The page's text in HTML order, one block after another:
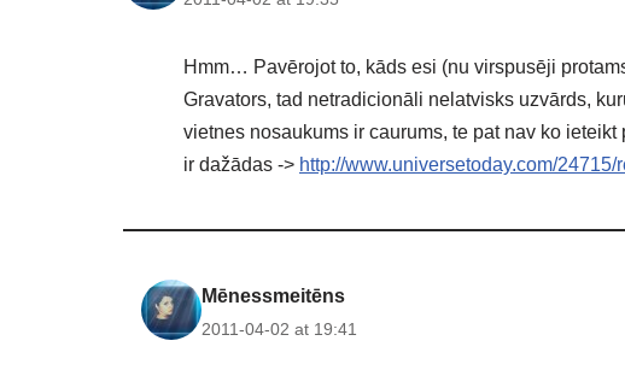
Hmm… Pavērojot to, kāds esi (nu virspusēji
Gravators, tad netradicionāli nelatvisks uzvārds,
vietnes nosaukums ir caurums, te pat nav ko
ir dažādas -> http://www.universetoday.com/24715/
Mēnessmeitēns
2011-04-02 at 19:41